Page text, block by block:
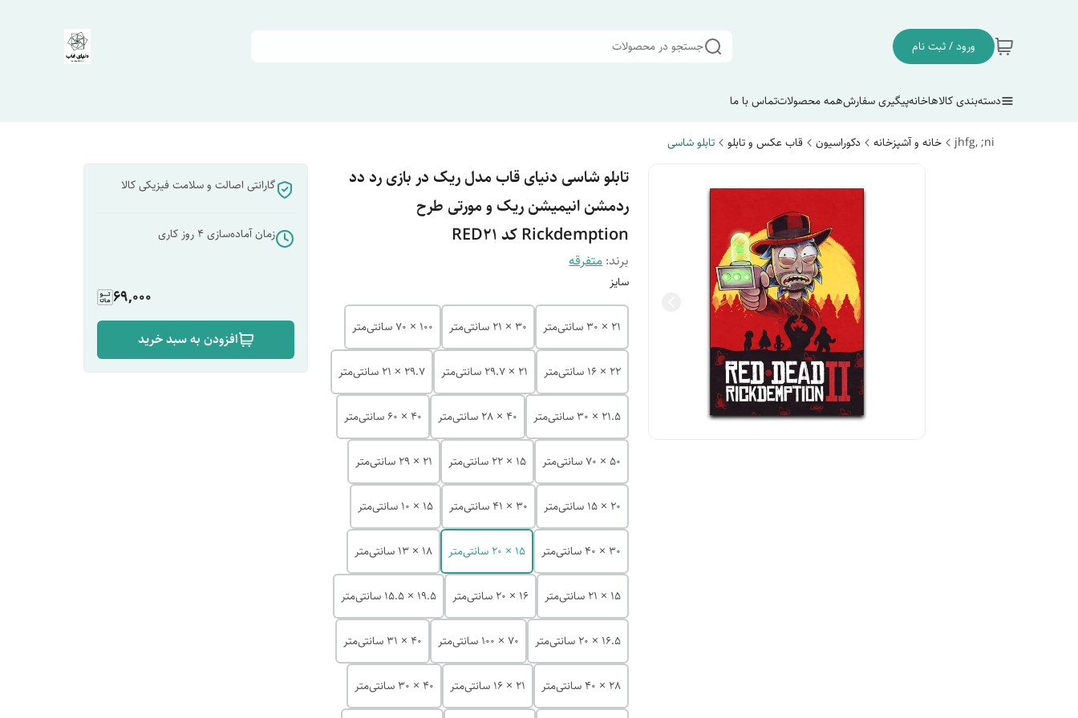
ورود / ثبت نام جستجو در محصولات
دسته‌بندی کالاهاخانهپیگیری سفارشهمه محصولاتتماس با ما
jhfg, ;ni خانه و آشپزخانه دکوراسیون قاب عکس و تابلو تابلو شاسی
تابلو شاسی دنیای قاب مدل ریک در بازی رد دد
ردمشن انیمیشن ریک و مورتی طرح
Rickdemption کد RED21
برند:متفرقه
سایز
21 × 30 سانتی‌متر 30 × 21 سانتی‌متر 100 × 70 سانتی‌متر
22 × 16 سانتی‌متر 21 × 29.7 سانتی‌متر 29.7 × 21 سانتی‌متر
21.5 × 30 سانتی‌متر 40 × 28 سانتی‌متر 40 × 60 سانتی‌متر
50 × 70 سانتی‌متر 15 × 22 سانتی‌متر 21 × 29 سانتی‌متر
20 × 15 سانتی‌متر 30 × 41 سانتی‌متر 15 × 10 سانتی‌متر
30 × 40 سانتی‌متر 15 × 20 سانتی‌متر 18 × 13 سانتی‌متر
15 × 21 سانتی‌متر 16 × 20 سانتی‌متر 19.5 × 15.5 سانتی‌متر
16.5 × 20 سانتی‌متر 70 × 100 سانتی‌متر 40 × 31 سانتی‌متر
28 × 40 سانتی‌متر 21 × 16 سانتی‌متر 40 × 30 سانتی‌متر
گارانتی اصالت و سلامت فیزیکی کالا
زمان آماده‌سازی4 روز کاری
69,000
افزودن به سبد خرید